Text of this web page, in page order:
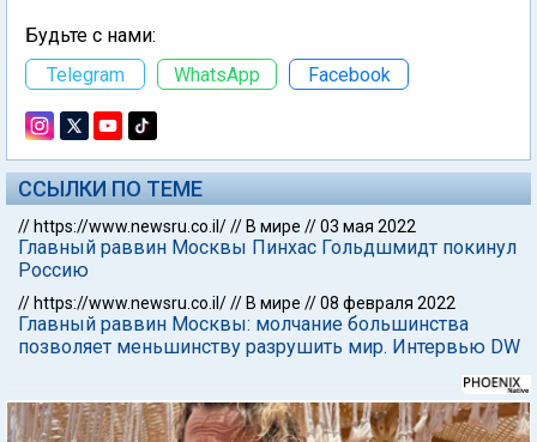
Будьте с нами:
Telegram
WhatsApp Facebook
ССЫЛКИ ПО ТЕМЕ
// https://www.newsru.co.il/// В мире //03 мая 2022
Главный раввин Москвы Пинхас Гольдшмидт покинул
Россию
// https://www.newsru.co.il/// В мире //08 февраля 2022
Главный раввин Москвы: молчание большинства
позволяет меньшинству разрушить мир. Интервью DW